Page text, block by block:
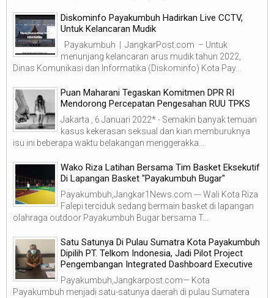
Diskominfo Payakumbuh Hadirkan Live CCTV,
Untuk Kelancaran Mudik
Payakumbuh | JangkarPost.com – Untuk
menunjang kelancaran arus mudik tahun 2022,
Dinas Komunikasi dan Informatika (Diskominfo) Kota Pay...
Puan Maharani Tegaskan Komitmen DPR RI
Mendorong Percepatan Pengesahan RUU TPKS
Jakarta , 6 Januari 2022* - Semakin banyak temuan
kasus kekerasan seksual dan kian memburuknya
isu ini beberapa waktu belakangan menggerakka...
Wako Riza Latihan Bersama Tim Basket Eksekutif
Di Lapangan Basket "Payakumbuh Bugar"
Payakumbuh,Jangkar1News.com --- Wali Kota Riza
Falepi terciduk sedang bermain basket di lapangan
olahraga outdoor Payakumbuh Bugar bersama T...
Satu Satunya Di Pulau Sumatra Kota Payakumbuh
Dipilih PT. Telkom Indonesia, Jadi Pilot Project
Pengembangan Integrated Dashboard Executive
Payakumbuh,Jangkarpost.com— Kota
Payakumbuh menjadi satu-satunya daerah di pulau Sumatera